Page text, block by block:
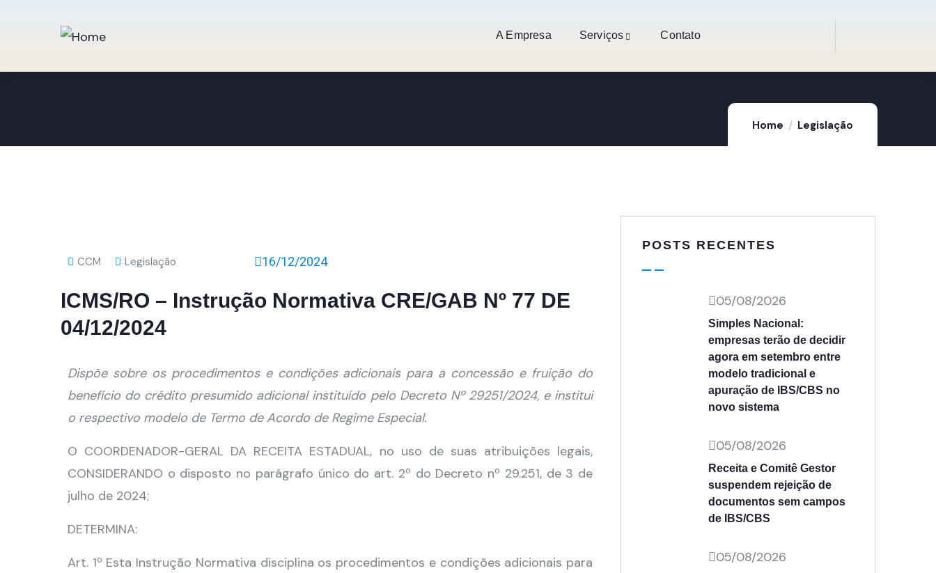
A Empresa Serviços Contato
Home Legislação
CCM Legislação 16/12/2024
ICMS/RO – Instrução Normativa CRE/GAB Nº 77 DE
04/12/2024
Dispõe sobre os procedimentos e condições adicionais para a concessão e fruição do
benefício do crédito presumido adicional instituído pelo Decreto Nº 29251/2024, e institui
o respectivo modelo de Termo de Acordo de Regime Especial.
O COORDENADOR-GERAL DA RECEITA ESTADUAL, no uso de suas atribuições legais,
CONSIDERANDO o disposto no parágrafo único do art. 2º do Decreto nº 29.251, de 3 de
julho de 2024;
DETERMINA:
Art. 1º Esta Instrução Normativa disciplina os procedimentos e condições adicionais para
POSTS RECENTES
05/08/2026
Simples Nacional:
empresas terão de decidir
agora em setembro entre
modelo tradicional e
apuração de IBS/CBS no
novo sistema
05/08/2026
Receita e Comitê Gestor
suspendem rejeição de
documentos sem campos
de IBS/CBS
05/08/2026